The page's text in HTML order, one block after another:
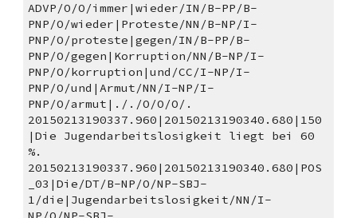
ADVP/O/O/immer|wieder/IN/B-PP/B-
PNP/O/wieder|Proteste/NN/B-NP/I-
PNP/O/proteste|gegen/IN/B-PP/B-
PNP/O/gegen|Korruption/NN/B-NP/I-
PNP/O/korruption|und/CC/I-NP/I-
PNP/O/und|Armut/NN/I-NP/I-
PNP/O/armut|././O/O/O/.
20150213190337.960|20150213190340.680|150
|Die Jugendarbeitslosigkeit liegt bei 60
%.
20150213190337.960|20150213190340.680|POS
_03|Die/DT/B-NP/O/NP-SBJ-
1/die|Jugendarbeitslosigkeit/NN/I-